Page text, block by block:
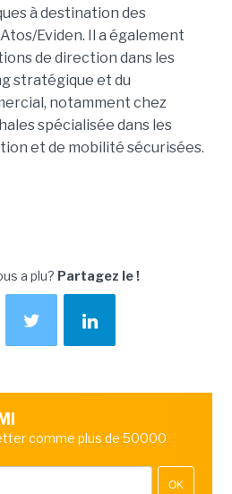
à destination des
Eviden. Il a également
de direction dans les
stratégique et du
notamment chez
spécialisée dans les
et de mobilité sécurisées.
a plu? Partagez le !
comme plus de 50000
OK